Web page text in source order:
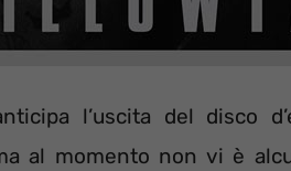
l’uscita del disco
al momento non vi è